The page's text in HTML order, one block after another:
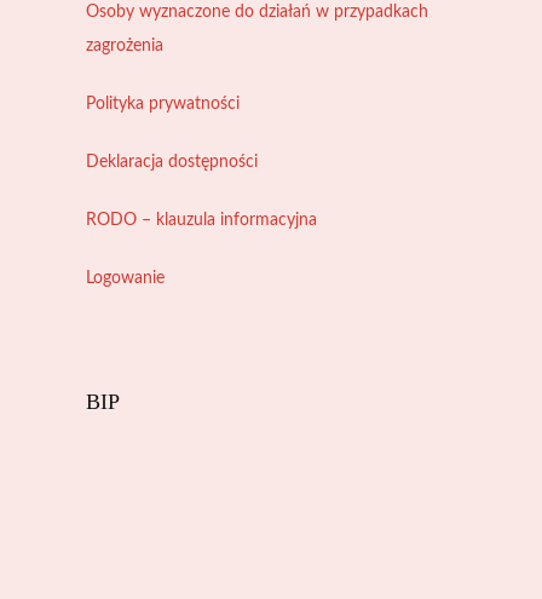
Osoby wyznaczone do działań w przypadkach
zagrożenia
Polityka prywatności
Deklaracja dostępności
RODO – klauzula informacyjna
Logowanie
BIP